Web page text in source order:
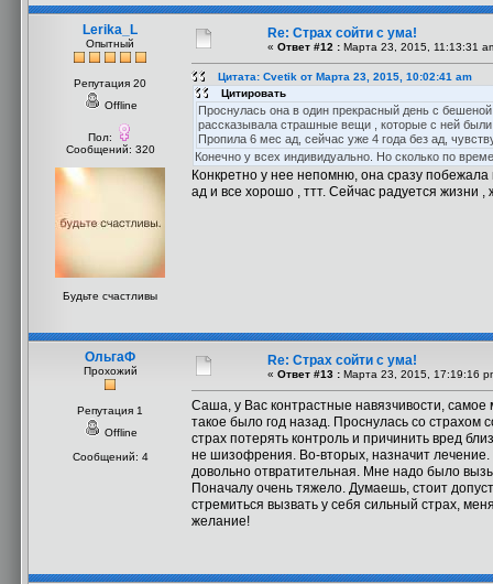
Lerika_L
Опытный
Репутация 20
Offline
Пол:
Сообщений: 320
Будьте счастливы
Re: Страх сойти с ума!
« Ответ #12 : Марта 23, 2015, 11:13:31
Цитата: Cvetik от Марта 23, 2015, 10:02:41 am
Цитировать
Проснулась она в один прекрасный день с
рассказывала страшные вещи , которые с ней
Пропила 6 мес ад, сейчас уже 4 года без ад,
Конечно у всех индивидуально. Но сколько по
Конкретно у нее непомню, она сразу
ад и все хорошо , ттт. Сейчас радуется жизни
ОльгаФ
Прохожий
Репутация 1
Offline
Сообщений: 4
Re: Страх сойти с ума!
« Ответ #13 : Марта 23, 2015, 17:19:16
Саша, у Вас контрастные навязчивости,
такое было год назад. Проснулась со
страх потерять контроль и причинить вред
не шизофрения. Во-вторых, назначит лечение.
довольно отвратительная. Мне надо было
Поначалу очень тяжело. Думаешь, стоит
стремиться вызвать у себя сильный страх,
желание!